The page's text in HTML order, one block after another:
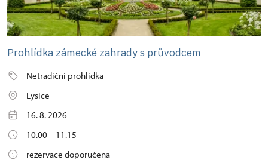
Prohlídka zámecké zahrady s průvodcem
Netradiční prohlídka
Lysice
16. 8. 2026
10.00 – 11.15
rezervace doporučena